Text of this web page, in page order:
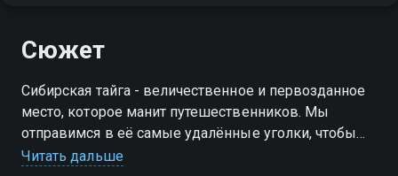
Сюжет
Сибирская тайга - величественное и первозданное
место, которое манит путешественников. Мы
отправимся в её самые удалённые уголки, чтобы
раскрыть тайны дикой природы
Читать дальше